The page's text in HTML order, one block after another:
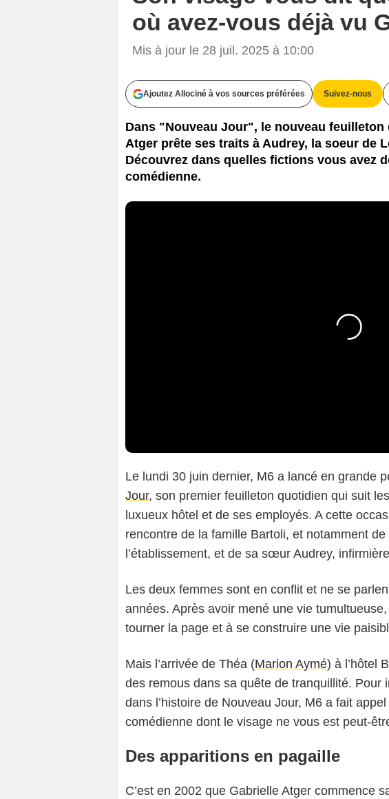
où avez-vous déjà vu
Mis à jour le 28 juil. 2025 à 10:00
Ajoutez Allociné à vos sources préférées Suivez-nous
Dans "Nouveau Jour", le nouveau feuilleton
Atger prête ses traits à Audrey, la soeur de
Découvrez dans quelles fictions vous avez
comédienne.
Le lundi 30 juin dernier, M6 a lancé en grande
Jour, son premier feuilleton quotidien qui suit
luxueux hôtel et de ses employés. A cette
rencontre de la famille Bartoli, et notamment
l’établissement, et de sa sœur Audrey,
Les deux femmes sont en conflit et ne se
années. Après avoir mené une vie
tourner la page et à se construire une vie
Mais l’arrivée de Théa (Marion Aymé) à l’hôtel
des remous dans sa quête de tranquillité. Pour
dans l’histoire de Nouveau Jour, M6 a fait appel
comédienne dont le visage ne vous est peut-
Des apparitions en pagaille
C’est en 2002 que Gabrielle Atger commence